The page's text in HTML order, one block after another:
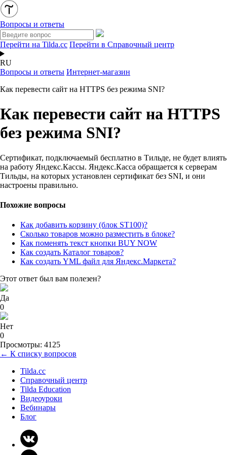
Вопросы и ответы
Перейти на Tilda.cc Перейти в Справочный центр
RU
Вопросы и ответы Интернет-магазин
Как перевести сайт на HTTPS без режима SNI?
Как перевести сайт на HTTPS
без режима SNI?
Сертификат, подключаемый бесплатно в Тильде, не будет влиять
на работу Яндекс.Кассы. Яндекс.Касса обращается к серверам
Тильды, на которых установлен сертификат без SNI, и они
настроены правильно.
Похожие вопросы
Как добавить корзину (блок ST100)?
Сколько товаров можно разместить в блоке?
Как поменять текст кнопки BUY NOW
Как создать Каталог товаров?
Как создать YML файл для Яндекс.Маркета?
Этот ответ был вам полезен?
Да
0
Нет
0
Просмотры: 4125
← К списку вопросов
Tilda.cc
Справочный центр
Tilda Education
Видеоуроки
Вебинары
Блог